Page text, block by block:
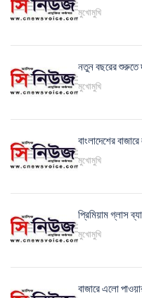
মুখোমুখি
নতুন বছরের শুরুতে
মুখোমুখি
বাংলাদেশের
মুখোমুখি
প্রিমিয়াম গ্লাস
মুখোমুখি
বাজারে এলো